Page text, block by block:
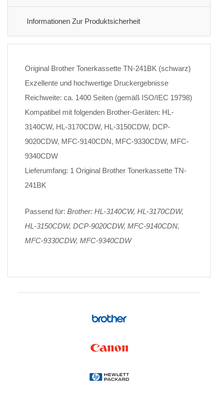
Informationen Zur Produktsicherheit
Original Brother Tonerkassette TN-241BK (schwarz)
Exzellente und hochwertige Druckergebnisse
Reichweite: ca. 1400 Seiten (gemäß ISO/IEC 19798)
Kompatibel mit folgenden Brother-Geräten: HL-
3140CW, HL-3170CDW, HL-3150CDW, DCP-
9020CDW, MFC-9140CDN, MFC-9330CDW, MFC-
9340CDW
Lieferumfang: 1 Original Brother Tonerkassette TN-
241BK
Passend für: Brother: HL-3140CW, HL-3170CDW,
HL-3150CDW, DCP-9020CDW, MFC-9140CDN,
MFC-9330CDW, MFC-9340CDW